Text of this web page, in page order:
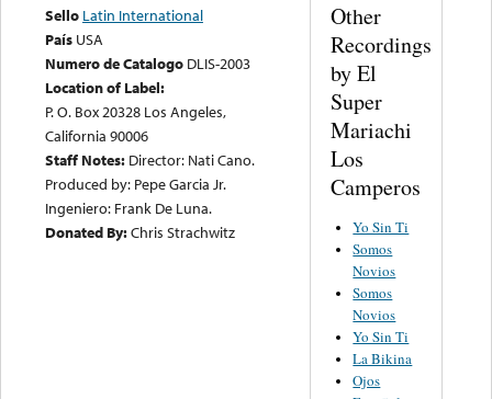
Sello Latin International
País USA
Numero de Catalogo DLIS-2003
Location of Label:
P. O. Box 20328 Los Angeles,
California 90006
Staff Notes: Director: Nati Cano.
Produced by: Pepe Garcia Jr.
Ingeniero: Frank De Luna.
Donated By:Chris Strachwitz
Other
Recordings
by El
Super
Mariachi
Los
Camperos
Yo Sin Ti
Somos
Novios
Somos
Novios
Yo Sin Ti
La Bikina
Ojos